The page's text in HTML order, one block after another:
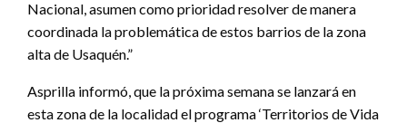
Nacional, asumen como prioridad resolver de manera
coordinada la problemática de estos barrios de la zona
alta de Usaquén.”
Asprilla informó, que la próxima semana se lanzará en
esta zona de la localidad el programa ‘Territorios de Vida